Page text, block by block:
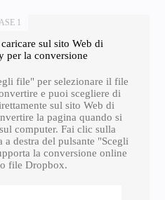
1
sul sito Web di
per la conversione
file" per selezionare il file
e puoi scegliere di
sul sito Web di
la pagina quando si
computer. Fai clic sulla
a destra del pulsante "Scegli
la conversione online
file Dropbox.